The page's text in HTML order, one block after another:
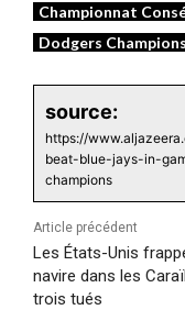
Championnat
Dodgers Champions
source:
https://
beat-blue-jays-in-
champions
Article précédent
Les États-Unis
navire dans les
trois tués